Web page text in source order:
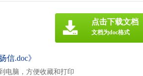
信.doc》
电脑，方便收藏和打印
点击下载文档
文档为doc格式